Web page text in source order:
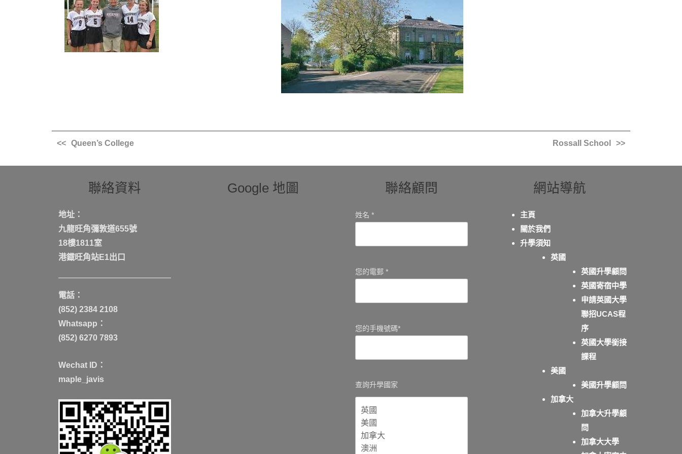
Queen’s College Rossall School
聯絡資料
地址：
九龍旺角彌敦道655號
18樓1811室
港鐡旺角站E1出口
電話：
(852) 2384 2108
Whatsapp：
(852) 6270 7893
Wechat ID：
maple_javis
Google 地圖 聯絡顧問
姓名 *
您的電郵 *
您的手機號碼*
查詢升學國家
網站導航
主頁
關於我們
升學須知
英國
英國升學顧問
英國寄宿中學
申請英國大學
聯招UCAS程
序
英國大學銜接
課程
美國
美國升學顧問
加拿大
加拿大升學顧
問
加拿大大學